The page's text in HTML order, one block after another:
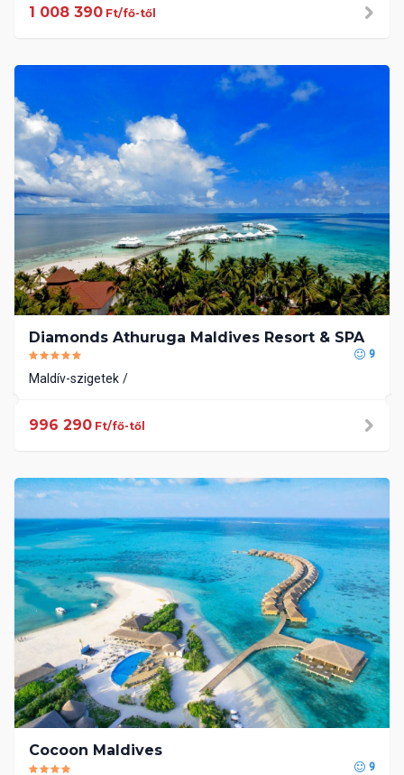
1 008 390 Ft/fő-től
Diamonds Athuruga Maldives Resort & SPA
9
Maldív-szigetek
996 290 Ft/fő-től
Cocoon Maldives
9